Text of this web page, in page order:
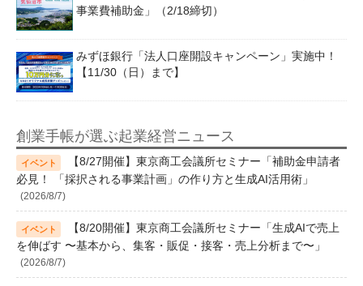
事業費補助金」（2/18締切）
みずほ銀行「法人口座開設キャンペーン」実施中！
【11/30（日）まで】
創業手帳が選ぶ起業経営ニュース
【8/27開催】東京商工会議所セミナー「補助金申請者
必見！ 「採択される事業計画」の作り方と生成AI活用術」
(2026/8/7)
【8/20開催】東京商工会議所セミナー「生成AIで売上
を伸ばす 〜基本から、集客・販促・接客・売上分析まで〜」
(2026/8/7)